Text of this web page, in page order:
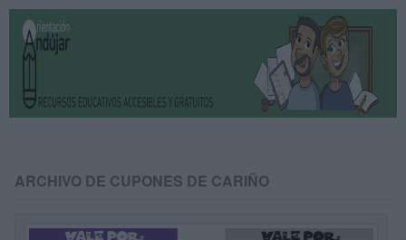
ARCHIVO DE CUPONES DE CARIÑO